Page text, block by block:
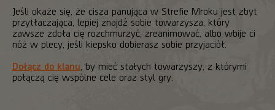
Jeśli okaże się, że cisza panująca w Strefie Mroku jest zbyt
przytłaczająca, lepiej znajdź sobie towarzysza, który
zawsze zdoła cię rozchmurzyć, zreanimować, albo wbije ci
nóż w plecy, jeśli kiepsko dobierasz sobie przyjaciół.
Dołącz do klanu , by mieć stałych towarzyszy, z którymi
połączą cię wspólne cele oraz styl gry.